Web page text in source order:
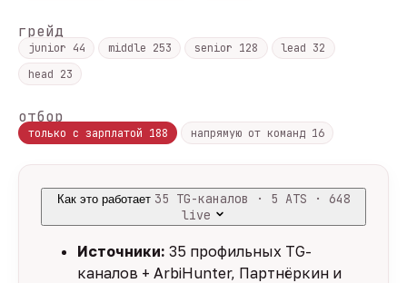
грейд
junior 44 middle 253 senior 128 lead 32
head 23
отбор
только с зарплатой 188 напрямую от команд 16
Как это работает 35 TG-каналов · 5 ATS · 648
live
Источники: 35 профильных TG-
каналов + ArbiHunter, Партнёркин и